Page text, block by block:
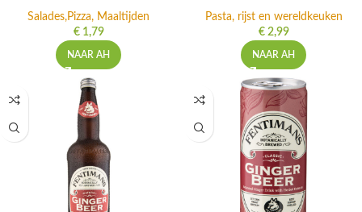
Salades,Pizza, Maaltijden
€ 1,79
NAAR AH
Pasta, rijst en wereldkeuken
€ 2,99
NAAR AH